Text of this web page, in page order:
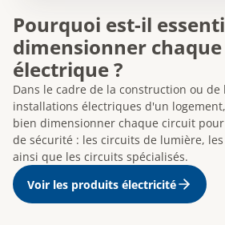
Pourquoi est-il
dimensionner
électrique ?
Dans le cadre de la construction ou de
installations électriques d'un
bien dimensionner chaque circuit
de sécurité : les circuits de lumière,
ainsi que les circuits spécialisés.
Voir les produits électricité